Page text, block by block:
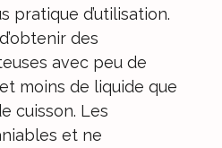
pratique d’utilisation.
des
avec peu de
moins de liquide que
cuisson. Les
et ne